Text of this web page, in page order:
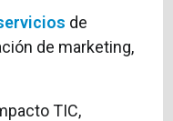
de
de marketing,
TIC,